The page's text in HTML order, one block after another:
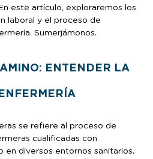
este artículo, exploraremos los
laboral y el proceso de
Sumerjámonos.
ENTENDER LA
se refiere al proceso de
cualificadas con
en diversos entornos sanitarios.